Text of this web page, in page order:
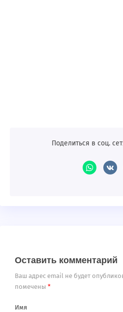
Поделиться в соц.
Оставить комментарий
Ваш адрес email не будет
помечены *
Имя